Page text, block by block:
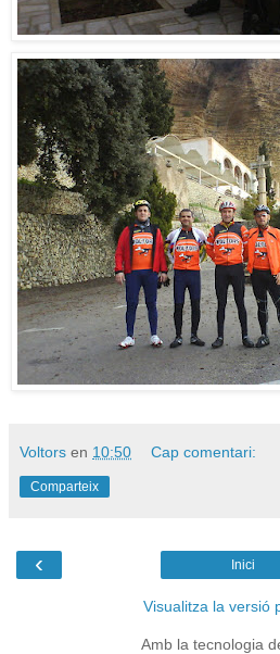
Voltors en 10:50 Cap comentari:
Comparteix
‹ Inici
Visualitza la versió
Amb la tecnologia